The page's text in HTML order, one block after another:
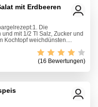
mit Erdbeeren
Die
mit 1/2 Tl Salz, Zucker und
Kochtopf weichdünsten....
(16 Bewertungen)